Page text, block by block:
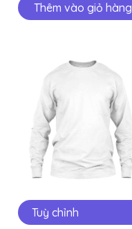
Thêm vào giỏ hàng
Tuỳ chỉnh